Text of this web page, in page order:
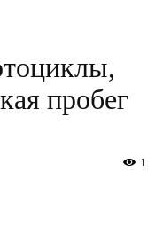
пробег
1